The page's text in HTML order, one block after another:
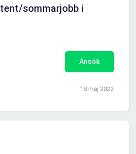
sommarjobb i
Ansök
18 maj 2022